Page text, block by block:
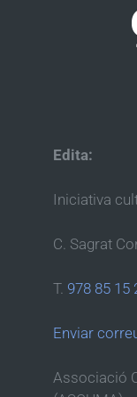
Edita:
Iniciativa
C. Sagrat
T. 978 85 15
Enviar
Associació